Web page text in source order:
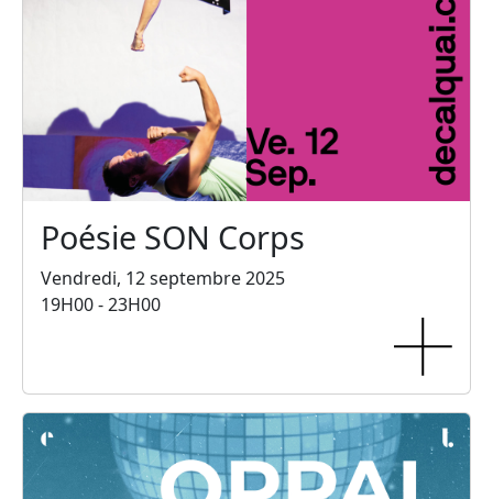
Poésie SON Corps
Vendredi, 12 septembre 2025
19H00 - 23H00